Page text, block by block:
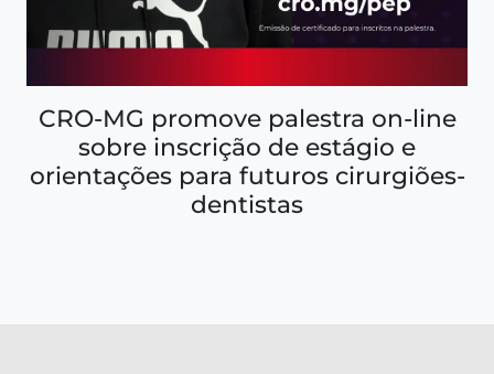
CRO-MG promove palestra on-line
sobre inscrição de estágio e
orientações para futuros cirurgiões-
dentistas